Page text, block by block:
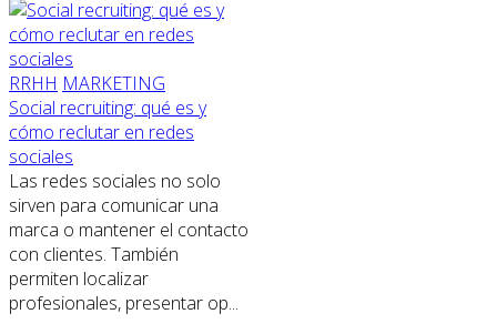
RRHH MARKETING
Social recruiting: qué es y
cómo reclutar en redes
sociales
Las redes sociales no solo
sirven para comunicar una
marca o mantener el contacto
con clientes. También
permiten localizar
profesionales, presentar op...